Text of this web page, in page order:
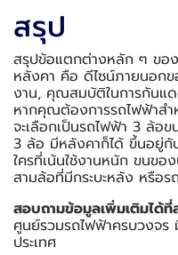
สรุป
สรุปข้อแตกต่างหลัก ๆ ขอ
หลังคา คือ ดีไซน์ภายนอก
งาน, คุณสมบัติในการกันแ
หากคุณต้องการรถไฟฟ้าสำ
จะเลือกเป็นรถไฟฟ้า 3 ล้อ
3 ล้อ มีหลังคาก็ได้ ขึ้นอยู่กั
ใครที่เน้นใช้งานหนัก ขนขอ
สามล้อที่มีกระบะหลัง หรือร
สอบถามข้อมูลเพิ่มเติมได้ที่
ศูนย์รวมรถไฟฟ้าครบวงจร
ประเทศ